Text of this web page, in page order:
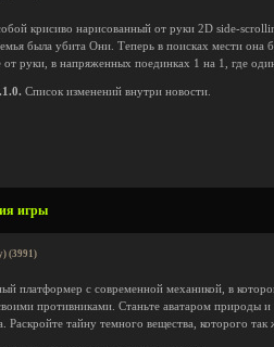
крисиво нарисованный от руки 2D side-
была убита Они. Теперь в поисках мести она
руки, в напряженных поединках 1 на 1, где
Список изменений внутри новости.
игры
(3991)
платформер с современной механикой, в
противниками. Станьте аватаром природы и
Раскройте тайну темного вещества, которого